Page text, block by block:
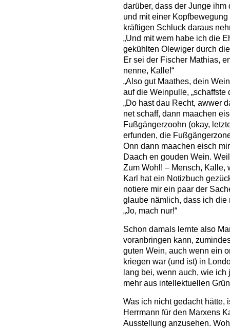
darüber, dass der Junge
und mit einer
kräftigen Schluck daraus
„Und mit wem habe ich die
gekühlten Olewiger durch
Er sei der Fischer Mathias,
nenne, Kalle!“
„Also gut Maathes, dein
auf die Weinpulle, „schaffste
„Do hast dau Recht, awwer
net schaff, dann maachen
Fußgängerzoohn (okay,
erfunden, die
Onn dann maachen eisch
Daach en gouden Wein.
Zum Wohl! – Mensch, Kalle,
Karl hat ein Notizbuch
notiere mir ein paar der
glaube nämlich, dass ich die
„Jo, mach nur!“
Schon damals lernte also
voranbringen kann,
guten Wein, auch wenn ein
kriegen war (und ist) in
lang bei, wenn auch, wie
mehr aus intellektuellen
Was ich nicht gedacht hätte,
Herrmann für den Marxens
Ausstellung anzusehen.